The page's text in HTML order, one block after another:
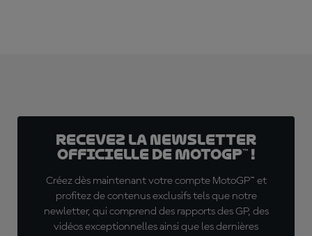
Recevez la Newsletter
officielle de MotoGP™ !
Créez dès maintenant votre compte MotoGP™ et
profitez de contenus exclusifs tels que notre
newletter, qui comprend des rapports des GP, des
vidéos exceptionnelles ainsi que les dernières